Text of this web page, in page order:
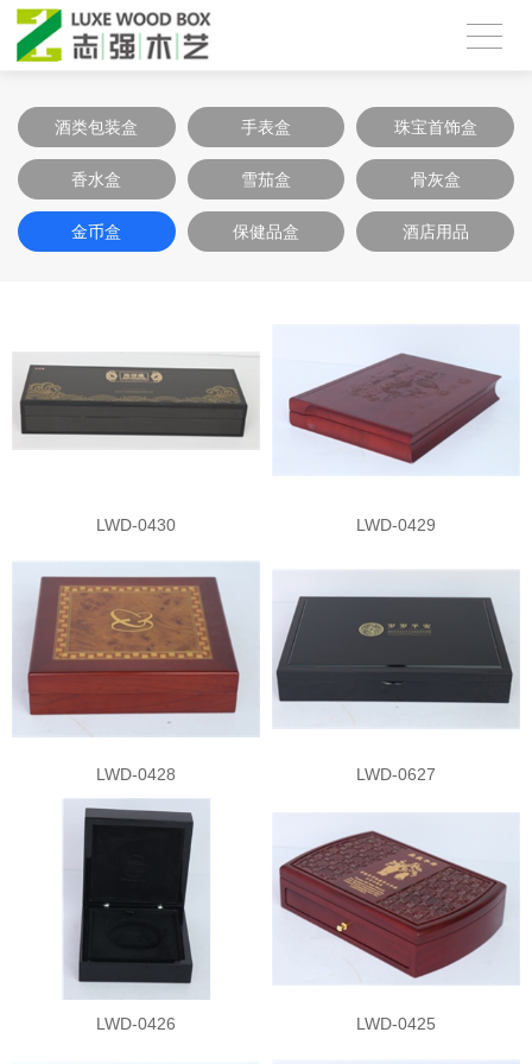
酒类包装盒 手表盒 珠宝首饰盒
香水盒 雪茄盒 骨灰盒
金币盒 保健品盒 酒店用品
LWD-0430 LWD-0429
LWD-0428 LWD-0627
LWD-0426 LWD-0425